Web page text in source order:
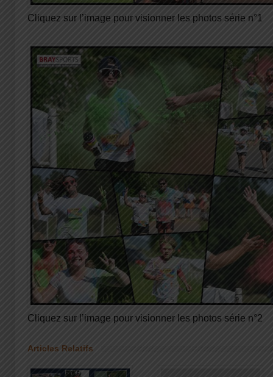
Cliquez sur l’image pour visionner les photos série n°1
Cliquez sur l’image pour visionner les photos série n°2
Articles Relatifs